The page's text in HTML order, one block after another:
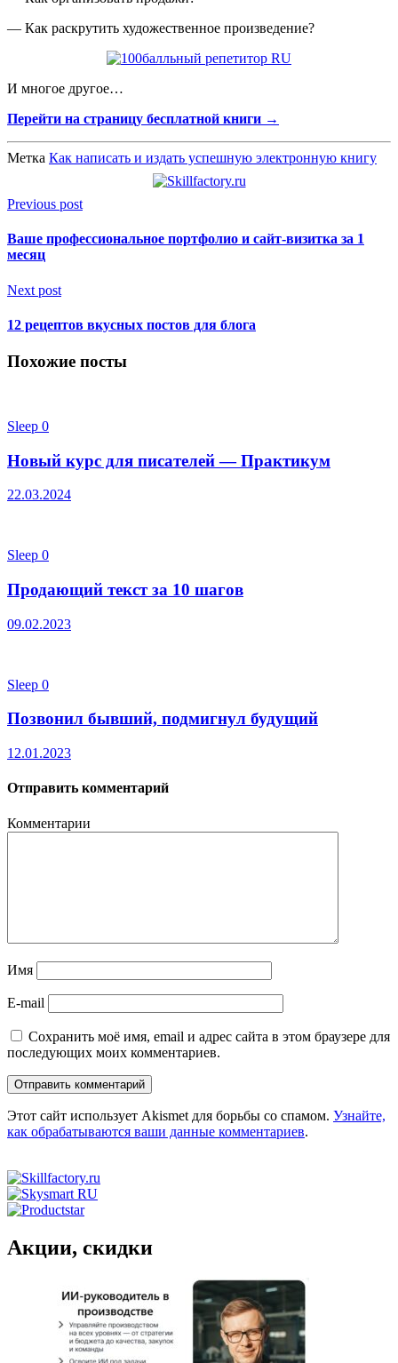
— Как раскрутить художественное произведение?
И многое другое…
Перейти на страницу бесплатной книги →
Метка Как написать и издать успешную электронную книгу
Previous post
Ваше профессиональное портфолио и сайт-визитка за 1
месяц
Next post
12 рецептов вкусных постов для блога
Похожие посты
Sleep 0
Новый курс для писателей — Практикум
22.03.2024
Sleep 0
Продающий текст за 10 шагов
09.02.2023
Sleep 0
Позвонил бывший, подмигнул будущий
12.01.2023
Отправить комментарий
Комментарии
Имя
E-mail
Сохранить моё имя, email и адрес сайта в этом браузере для
последующих моих комментариев.
Этот сайт использует Akismet для борьбы со спамом. Узнайте,
как обрабатываются ваши данные комментариев.
Акции, скидки